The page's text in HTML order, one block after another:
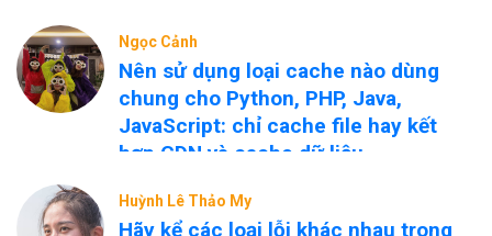
Ngọc Cảnh
Nên sử dụng loại cache nào dùng
chung cho Python, PHP, Java,
JavaScript: chỉ cache file hay kết
hợp CDN và cache dữ liệu
Huỳnh Lê Thảo My
Hãy kể các loại lỗi khác nhau trong